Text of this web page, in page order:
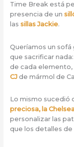
Time Break está
presencia de un
las sillas Jackie.
Queríamos un
que sacrificar
de cada elemento,
CJ de mármol de
Lo mismo sucedió
preciosa, la
personalizar las
que los detalles